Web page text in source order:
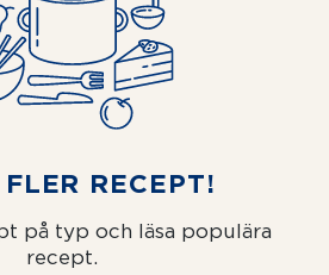
RECEPT!
på typ och läsa populära
recept.